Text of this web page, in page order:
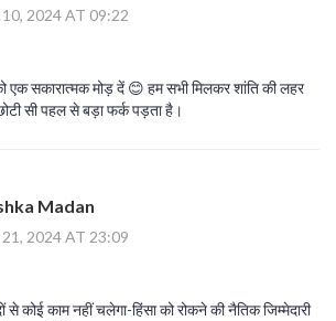
10, 2024 AT 09:22
एक सकारात्मक मोड़ दें 😊 हम सभी मिलकर शांति की लहर
सी पहल से बड़ा फर्क पड़ता है।
Madan
21, 2024 AT 23:09
कोई काम नहीं चलेगा-हिंसा को रोकने की नैतिक जिम्मेदारी